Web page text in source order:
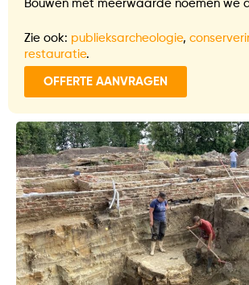
Bouwen met meerwaarde noemen we
Zie ook: publieksarcheologie,
restauratie.
OFFERTE AANVRAGEN